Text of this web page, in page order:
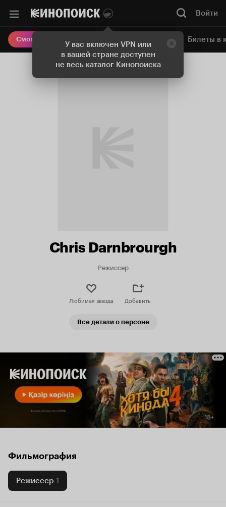
У вас включен VPN или
в вашей стране доступен
не весь каталог Кинопоиска
Войти
Смотреть кино Онлайн-кинотеатр Билеты в
Chris Darnbrourgh
Режиссер
Любимая звезда Добавить
Все детали о персоне
Фильмография
Режиссер 1